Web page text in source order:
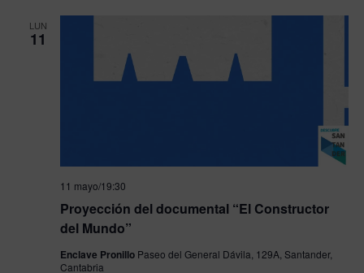
LUN
11
Proyección del documental “El Constructor
del Mundo”
11 mayo/19:30
Enclave Pronillo Paseo del General Dávila, 129A, Santander,
Cantabria